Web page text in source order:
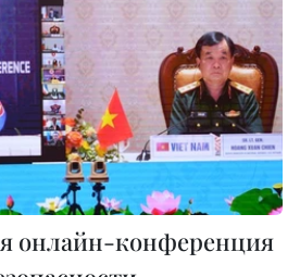
я онлайн-конференция